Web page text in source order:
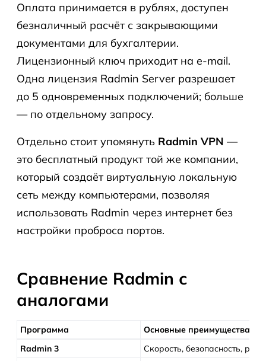
Оплата принимается в рублях, доступен
безналичный расчёт с закрывающими
документами для бухгалтерии.
Лицензионный ключ приходит на e-mail.
Одна лицензия Radmin Server разрешает
до 5 одновременных подключений; больше
— по отдельному запросу.
Отдельно стоит упомянуть Radmin VPN —
это бесплатный продукт той же компании,
который создаёт виртуальную локальную
сеть между компьютерами, позволяя
использовать Radmin через интернет без
настройки проброса портов.
Сравнение Radmin с
аналогами
Программа
Основные преимущества
Radmin 3
Скорость, безопасность,